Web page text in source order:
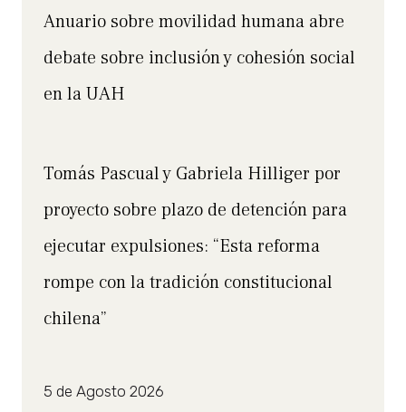
Anuario sobre movilidad humana abre
debate sobre inclusión y cohesión social
en la UAH
Tomás Pascual y Gabriela Hilliger por
proyecto sobre plazo de detención para
ejecutar expulsiones: “Esta reforma
rompe con la tradición constitucional
chilena”
5 de Agosto 2026